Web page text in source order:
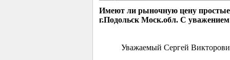
Имеют ли рыночную цену
г.Подольск Моск.обл. С
Уважаемый Сергей